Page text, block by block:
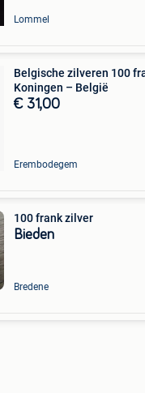
Lommel
Belgische zilveren 100
Koningen – België
€ 31,00
Erembodegem
100 frank zilver
Bieden
Bredene